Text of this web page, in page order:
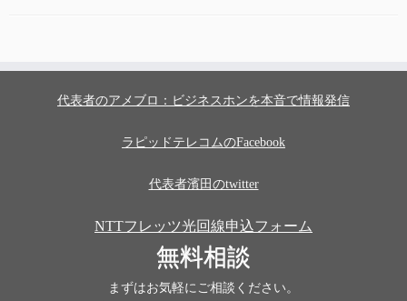
代表者のアメブロ：ビジネスホンを本音で情報発信
ラピッドテレコムのFacebook
代表者濱田のtwitter
NTTフレッツ光回線申込フォーム
無料相談
まずはお気軽にご相談ください。